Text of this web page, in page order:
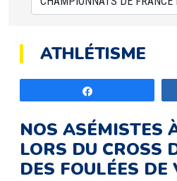
ATHLÉTISME
NOS ASÉMISTES
LORS DU CROSS
DES FOULÉES DE